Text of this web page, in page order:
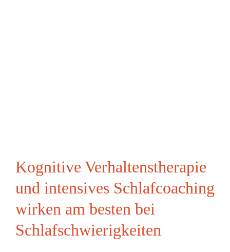
Kognitive Verhaltenstherapie
und intensives Schlafcoaching
wirken am besten bei
Schlafschwierigkeiten